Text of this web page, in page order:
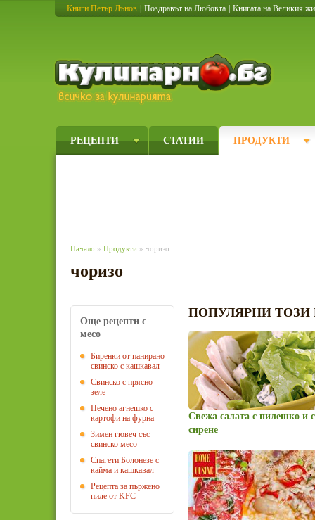
Книги Петър Дънов Поздравът на Любовта Книгата на Великия
РЕЦЕПТИ СТАТИИ ПРОДУКТИ
Начало » Продукти » чоризо
чоризо
Още рецепти с
месо
Биренки от панирано
свинско с кашкавал
Свинско с прясно
зеле
Печено агнешко с
картофи на фурна
Зимен гювеч със
свинско месо
Спагети Болонезе с
кайма и кашкавал
Рецепта за пържено
пиле от KFC
ПОПУЛЯРНИ ТОЗИ
Свежа салата с пилешко и
сирене